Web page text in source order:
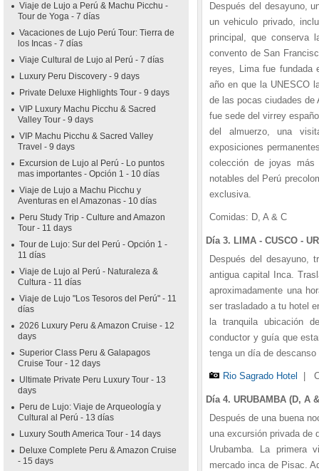
Viaje de Lujo a Perú & Machu Picchu -
Tour de Yoga - 7 días
Vacaciones de Lujo Perú Tour: Tierra de
los Incas - 7 días
Viaje Cultural de Lujo al Perú - 7 días
Luxury Peru Discovery - 9 days
Private Deluxe Highlights Tour - 9 days
VIP Luxury Machu Picchu & Sacred
Valley Tour - 9 days
VIP Machu Picchu & Sacred Valley
Travel - 9 days
Excursion de Lujo al Perú - Lo puntos
mas importantes - Opción 1 - 10 días
Viaje de Lujo a Machu Picchu y
Aventuras en el Amazonas - 10 días
Peru Study Trip - Culture and Amazon
Tour - 11 days
Tour de Lujo: Sur del Perú - Opción 1 -
11 días
Viaje de Lujo al Perú - Naturaleza &
Cultura - 11 días
Viaje de Lujo "Los Tesoros del Perú" - 11
días
2026 Luxury Peru & Amazon Cruise - 12
days
Superior Class Peru & Galapagos
Cruise Tour - 12 days
Ultimate Private Peru Luxury Tour - 13
days
Peru de Lujo: Viaje de Arqueología y
Cultural al Perú - 13 días
Luxury South America Tour - 14 days
Deluxe Complete Peru & Amazon Cruise
- 15 days
Después del desayuno,
un vehiculo privado,
principal, que conserva
convento de San
reyes, Lima fue fundada
año en que la UNESCO
de las pocas ciudades de
fue sede del virrey
del almuerzo, una
exposiciones
colección de joyas
notables del Perú
exclusiva.
Comidas: D, A & C
Día 3. LIMA - CUSCO -
Después del desayuno,
antigua capital Inca.
aproximadamente una
ser trasladado a tu hotel
la tranquila ubicación
conductor y guía que
tenga un día de
Rio Sagrado Hotel
Día 4. URUBAMBA (D, A
Después de una buena
una excursión privada de
Urubamba. La primera
mercado inca de Pisac.